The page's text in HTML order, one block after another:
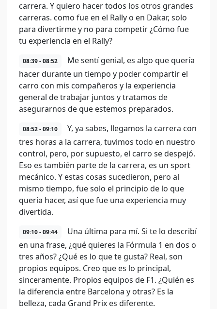
carrera. Y quiero hacer todos los otros grandes
carreras. como fue en el Rally o en Dakar, solo
para divertirme y no para competir ¿Cómo fue
tu experiencia en el Rally?
08:39 - 08:52
Me sentí genial, es algo que quería
hacer durante un tiempo y poder compartir el
carro con mis compañeros y la experiencia
general de trabajar juntos y tratamos de
asegurarnos de que estemos preparados.
08:52 - 09:10
Y, ya sabes, llegamos la carrera con
tres horas a la carrera, tuvimos todo en nuestro
control, pero, por supuesto, el carro se despejó.
Eso es también parte de la carrera, es un sport
mecánico. Y estas cosas sucedieron, pero al
mismo tiempo, fue solo el principio de lo que
quería hacer, así que fue una experiencia muy
divertida.
09:10 - 09:44
Una última para mí. Si te lo describí
en una frase, ¿qué quieres la Fórmula 1 en dos o
tres años? ¿Qué es lo que te gusta? Real, son
propios equipos. Creo que es lo principal,
sinceramente. Propios equipos de F1. ¿Quién es
la diferencia entre Barcelona y otras? Es la
belleza, cada Grand Prix es diferente.